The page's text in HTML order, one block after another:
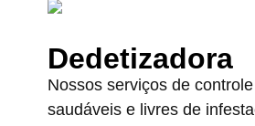
Dedetizadora
Nossos serviços de
saudáveis e livres de